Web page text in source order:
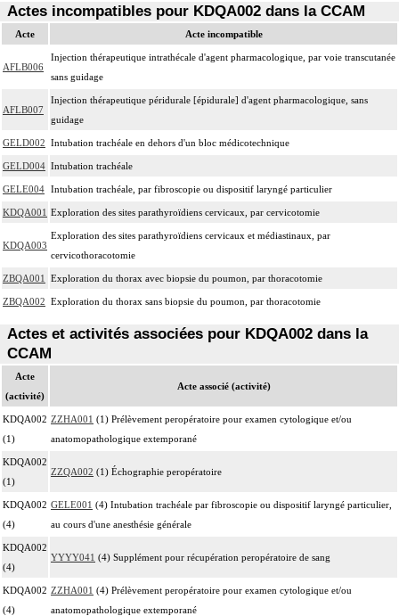
Actes incompatibles pour KDQA002 dans la CCAM
Acte Acte incompatible
AFLB006
Injection thérapeutique intrathécale d'agent pharmacologique, par voie transcutanée
sans guidage
AFLB007
Injection thérapeutique péridurale [épidurale] d'agent pharmacologique, sans
guidage
GELD002 Intubation trachéale en dehors d'un bloc médicotechnique
GELD004 Intubation trachéale
GELE004 Intubation trachéale, par fibroscopie ou dispositif laryngé particulier
KDQA001 Exploration des sites parathyroïdiens cervicaux, par cervicotomie
KDQA003
Exploration des sites parathyroïdiens cervicaux et médiastinaux, par
cervicothoracotomie
ZBQA001 Exploration du thorax avec biopsie du poumon, par thoracotomie
ZBQA002 Exploration du thorax sans biopsie du poumon, par thoracotomie
Actes et activités associées pour KDQA002 dans la
CCAM
Acte
(activité)
Acte associé (activité)
KDQA002
(1)
ZZHA001 (1) Prélèvement peropératoire pour examen cytologique et/ou
anatomopathologique extemporané
KDQA002
(1)
ZZQA002 (1) Échographie peropératoire
KDQA002
(4)
GELE001 (4) Intubation trachéale par fibroscopie ou dispositif laryngé particulier,
au cours d'une anesthésie générale
KDQA002
(4)
YYYY041 (4) Supplément pour récupération peropératoire de sang
KDQA002
(4)
ZZHA001 (4) Prélèvement peropératoire pour examen cytologique et/ou
anatomopathologique extemporané